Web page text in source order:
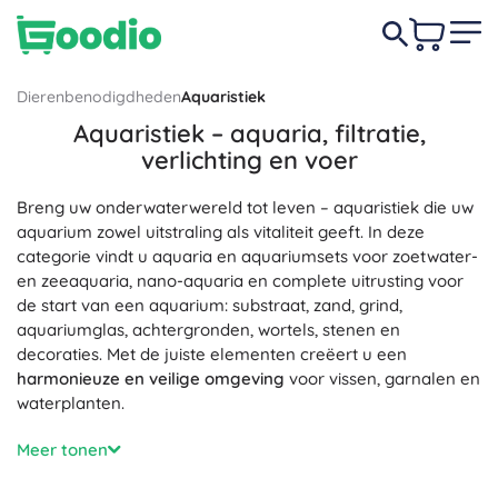
DierenbenodigdhedenAquaristiek
Aquaristiek – aquaria, filtratie,
verlichting en voer
Breng uw onderwaterwereld tot leven – aquaristiek die uw
aquarium zowel uitstraling als vitaliteit geeft. In deze
categorie vindt u aquaria en aquariumsets voor zoetwater-
en zeeaquaria, nano-aquaria en complete uitrusting voor
de start van een aquarium: substraat, zand, grind,
aquariumglas, achtergronden, wortels, stenen en
decoraties. Met de juiste elementen creëert u een
harmonieuze en veilige omgeving voor vissen, garnalen en
waterplanten.
De sleutel tot natuurlijke balans is aquariumbtechniek:
interne en externe filters, pompen, oppervlakteafzuiger
Meer tonen